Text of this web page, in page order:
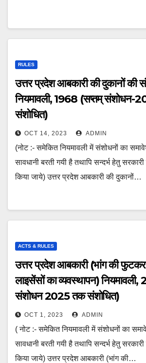
RULES
उत्तर प्रदेश आबकारी की दुकानों की
नियमावली, 1968 (सप्‍तम् संशोधन-
संशोधित)
OCT 14, 2023 ADMIN
(नोट :- समेकित नियमावली में संशोधनों का
सावधानी बरती गयी है तथापि सन्दर्भ हेतु
किया जाये) उत्तर प्रदेश आबकारी की दुकानों…
ACTS & RULES
उत्तर प्रदेश आबकारी (भांग की
लाइसेंसों का व्यवस्थापन) नियमावली,
संशोधन 2025 तक संशोधित)
OCT 1, 2023 ADMIN
( नोट :- समेकित नियमावली में संशोधनों का
सावधानी बरती गयी है तथापि सन्दर्भ हेतु
किया जाये) उत्तर प्रदेश आबकारी (भांग की…